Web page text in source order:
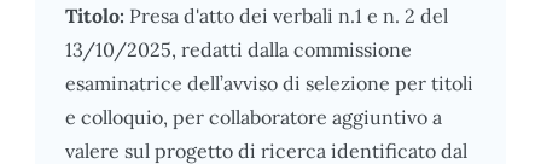
Titolo: Presa d'atto dei verbali n.1 e n. 2 del
13/10/2025, redatti dalla commissione
esaminatrice dell’avviso di selezione per titoli
e colloquio, per collaboratore aggiuntivo a
valere sul progetto di ricerca identificato dal